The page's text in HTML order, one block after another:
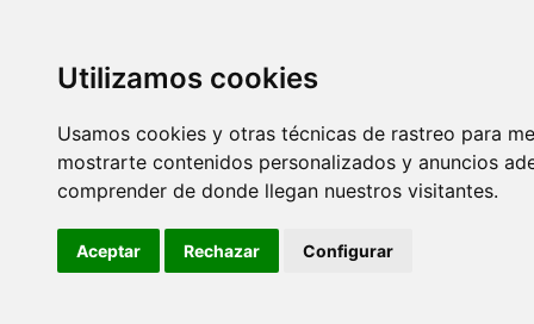
Utilizamos cookies
Usamos cookies y otras técnicas de rastreo para
mostrarte contenidos personalizados y anuncios
comprender de donde llegan nuestros visitantes.
Aceptar Rechazar Configurar